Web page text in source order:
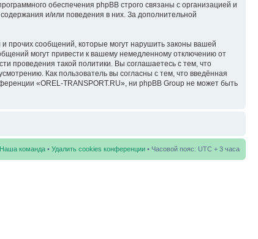
обеспечения phpBB строго связаны с организацией и
и/или поведения в них. За дополнительной
прочих сообщений, которые могут нарушить законы вашей
могут привести к вашему немедленному отключению от
проведения такой политики. Вы соглашаетесь с тем, что
Как пользователь вы согласны с тем, что введённая
«OREL-TRANSPORT.RU», ни phpBB Group не может быть
Наша команда • Удалить cookies конференции • Часовой пояс: UTC + 3 часа